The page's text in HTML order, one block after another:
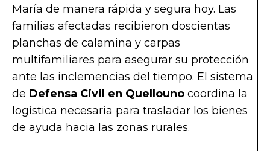
María de manera rápida y segura hoy. Las
familias afectadas recibieron doscientas
planchas de calamina y carpas
multifamiliares para asegurar su protección
ante las inclemencias del tiempo. El sistema
de Defensa Civil en Quellouno coordina la
logística necesaria para trasladar los bienes
de ayuda hacia las zonas rurales.